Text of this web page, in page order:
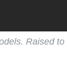
Raised to